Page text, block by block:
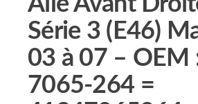
Série 3 (E46)
03 à 07 – OEM
7065-264 =